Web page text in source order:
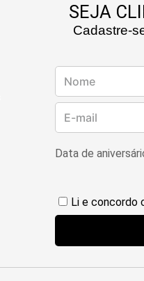
SEJA
Cadastre-
Data de
Li e concordo